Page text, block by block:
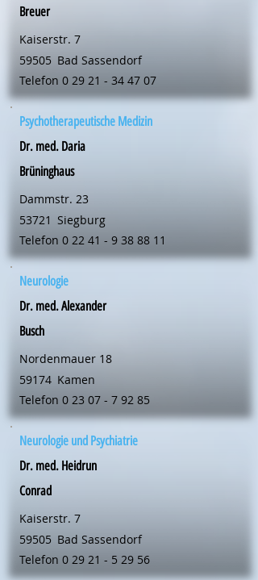
Breuer
Kaiserstr. 7
59505 Bad Sassendorf
Telefon 0 29 21 - 34 47 07
Psychotherapeutische Medizin
Dr. med. Daria
Brüninghaus
Dammstr. 23
53721 Siegburg
Telefon 0 22 41 - 9 38 88 11
Neurologie
Dr. med. Alexander
Busch
Nordenmauer 18
59174 Kamen
Telefon 0 23 07 - 7 92 85
Neurologie und Psychiatrie
Dr. med. Heidrun
Conrad
Kaiserstr. 7
59505 Bad Sassendorf
Telefon 0 29 21 - 5 29 56